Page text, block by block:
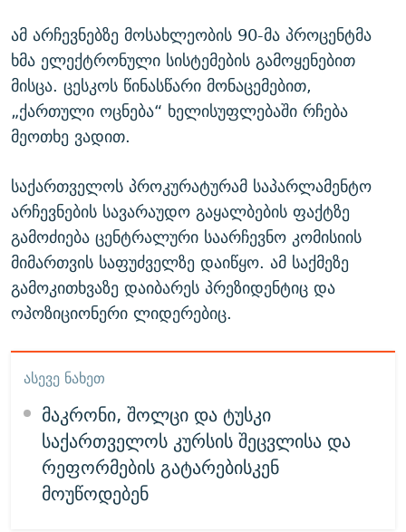
ამ არჩევნებზე მოსახლეობის 90-მა პროცენტმა
ხმა ელექტრონული სისტემების გამოყენებით
მისცა. ცესკოს წინასწარი მონაცემებით,
„ქართული ოცნება“ ხელისუფლებაში რჩება
მეოთხე ვადით.
საქართველოს პროკურატურამ საპარლამენტო
არჩევნების სავარაუდო გაყალბების ფაქტზე
გამოძიება ცენტრალური საარჩევნო კომისიის
მიმართვის საფუძველზე დაიწყო. ამ საქმეზე
გამოკითხვაზე დაიბარეს პრეზიდენტიც და
ოპოზიციონერი ლიდერებიც.
ᲐᲡᲔᲕᲔ ᲜᲐᲮᲔᲗ
მაკრონი, შოლცი და ტუსკი
საქართველოს კურსის შეცვლისა და
რეფორმების გატარებისკენ
მოუწოდებენ